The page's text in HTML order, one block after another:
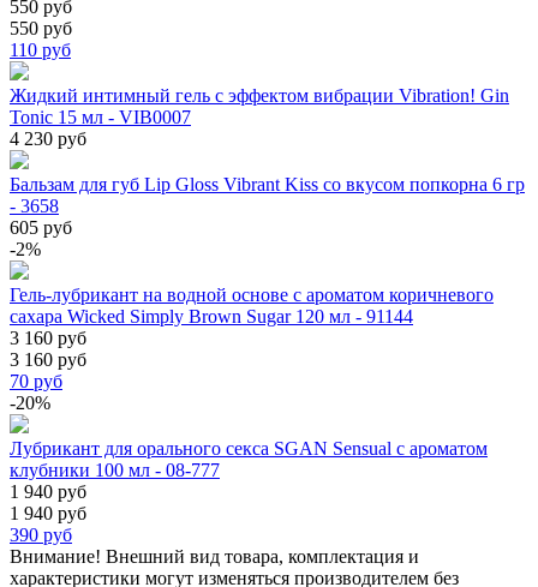
550 руб
550 руб
110 руб
Жидкий интимный гель с эффектом вибрации Vibration! Gin
Tonic 15 мл - VIB0007
4 230 руб
Бальзам для губ Lip Gloss Vibrant Kiss со вкусом попкорна 6 гр
- 3658
605 руб
-2%
Гель-лубрикант на водной основе с ароматом коричневого
сахара Wicked Simply Brown Sugar 120 мл - 91144
3 160 руб
3 160 руб
70 руб
-20%
Лубрикант для орального секса SGAN Sensual с ароматом
клубники 100 мл - 08-777
1 940 руб
1 940 руб
390 руб
Внимание! Внешний вид товара, комплектация и
характеристики могут изменяться производителем без